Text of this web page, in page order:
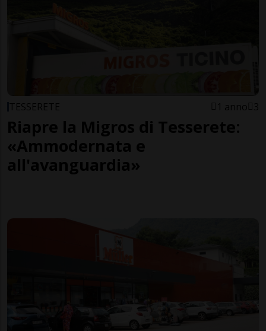
TESSERETE 1 anno 3
Riapre la Migros di Tesserete:
«Ammodernata e
all'avanguardia»